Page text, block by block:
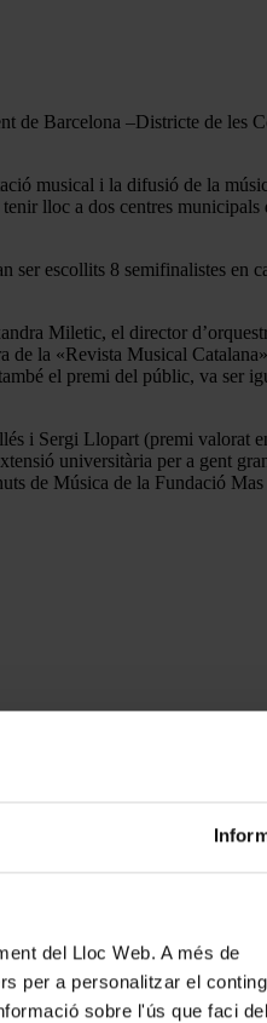
del Lloc Web. A més de
per a personalitzar el
sobre l'ús que faci
de Barcelona –Districte de les
musical i la difusió de la
lloc a dos centres
escollits 8 semifinalistes en
Miletic, el director
la «Revista Musical
el premi del públic, va ser
i Sergi Llopart (premi valorat
universitària per a gent
de Música de la Fundació